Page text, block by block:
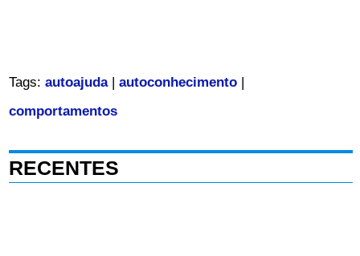
Tags: autoajuda| autoconhecimento|
comportamentos
RECENTES